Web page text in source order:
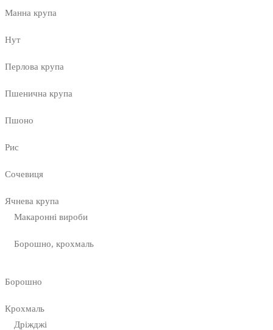
Манна крупа
Нут
Перлова крупа
Пшенична крупа
Пшоно
Рис
Сочевиця
Ячнева крупа
Макаронні вироби
Борошно, крохмаль
Борошно
Крохмаль
Дріжджі